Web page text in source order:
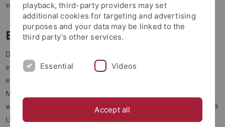
You are here: Startseite ... Bachelor
Bachelorstudiengang
Der Bachelorstudiengang Musikwissenschaft führt zu einem
ersten berufsqualifizierenden Abschluss, der bei
entsprechenden Leistungen in einem weiterführenden
Masterstudiengang und ggf. einer Promotion ausgeweitet
werden kann. Musikwissenschaft kann dabei als Hauptfach (99
LP) oder Nebenfach (60 LP) studiert werden und umfasst drei
playback, third-party providers may set
additional cookies for targeting and advertising
purposes and your data may be linked to the
third party’s other services.
Essential Videos
Accept all